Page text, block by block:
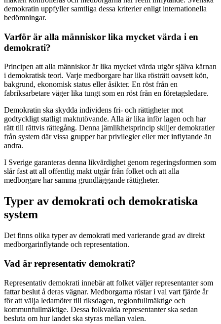
demokratin uppfyller samtliga dessa kriterier enligt internationella
bedömningar.
Varför är alla människor lika mycket värda i en
demokrati?
Principen att alla människor är lika mycket värda utgör själva kärnan
i demokratisk teori. Varje medborgare har lika rösträtt oavsett kön,
bakgrund, ekonomisk status eller åsikter. En röst från en
fabriksarbetare väger lika tungt som en röst från en företagsledare.
Demokratin ska skydda individens fri- och rättigheter mot
godtyckligt statligt maktutövande. Alla är lika inför lagen och har
rätt till rättvis rättegång. Denna jämlikhetsprincip skiljer demokratier
från system där vissa grupper har privilegier eller mer inflytande än
andra.
I Sverige garanteras denna likvärdighet genom regeringsformen som
slår fast att all offentlig makt utgår från folket och att alla
medborgare har samma grundläggande rättigheter.
Typer av demokrati och demokratiska
system
Det finns olika typer av demokrati med varierande grad av direkt
medborgarinflytande och representation.
Vad är representativ demokrati?
Representativ demokrati innebär att folket väljer representanter som
fattar beslut å deras vägnar. Medborgarna röstar i val vart fjärde år
för att välja ledamöter till riksdagen, regionfullmäktige och
kommunfullmäktige. Dessa folkvalda representanter ska sedan
besluta om hur landet ska styras mellan valen.